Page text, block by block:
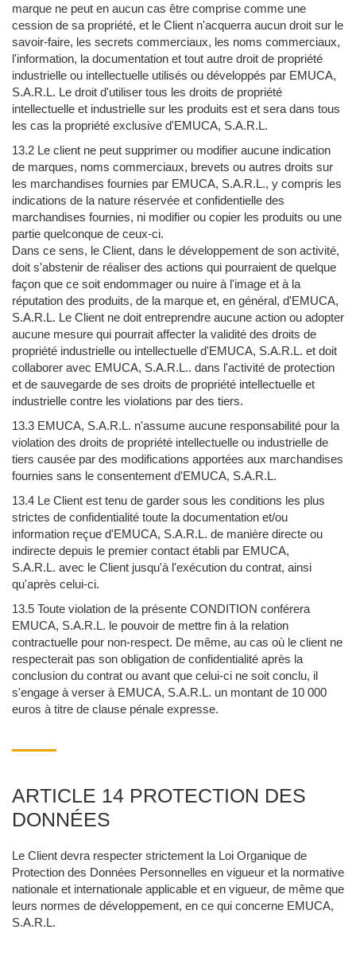
marque ne peut en aucun cas être comprise comme une
cession de sa propriété, et le Client n'acquerra aucun droit sur le
savoir-faire, les secrets commerciaux, les noms commerciaux,
l'information, la documentation et tout autre droit de propriété
industrielle ou intellectuelle utilisés ou développés par EMUCA,
S.A.R.L. Le droit d'utiliser tous les droits de propriété
intellectuelle et industrielle sur les produits est et sera dans tous
les cas la propriété exclusive d'EMUCA, S.A.R.L.
13.2 Le client ne peut supprimer ou modifier aucune indication
de marques, noms commerciaux, brevets ou autres droits sur
les marchandises fournies par EMUCA, S.A.R.L., y compris les
indications de la nature réservée et confidentielle des
marchandises fournies, ni modifier ou copier les produits ou une
partie quelconque de ceux-ci.
Dans ce sens, le Client, dans le développement de son activité,
doit s'abstenir de réaliser des actions qui pourraient de quelque
façon que ce soit endommager ou nuire à l'image et à la
réputation des produits, de la marque et, en général, d'EMUCA,
S.A.R.L. Le Client ne doit entreprendre aucune action ou adopter
aucune mesure qui pourrait affecter la validité des droits de
propriété industrielle ou intellectuelle d'EMUCA, S.A.R.L. et doit
collaborer avec EMUCA, S.A.R.L.. dans l'activité de protection
et de sauvegarde de ses droits de propriété intellectuelle et
industrielle contre les violations par des tiers.
13.3 EMUCA, S.A.R.L. n'assume aucune responsabilité pour la
violation des droits de propriété intellectuelle ou industrielle de
tiers causée par des modifications apportées aux marchandises
fournies sans le consentement d'EMUCA, S.A.R.L.
13.4 Le Client est tenu de garder sous les conditions les plus
strictes de confidentialité toute la documentation et/ou
information reçue d'EMUCA, S.A.R.L. de manière directe ou
indirecte depuis le premier contact établi par EMUCA,
S.A.R.L. avec le Client jusqu'à l'exécution du contrat, ainsi
qu'après celui-ci.
13.5 Toute violation de la présente CONDITION conférera
EMUCA, S.A.R.L. le pouvoir de mettre fin à la relation
contractuelle pour non-respect. De même, au cas où le client ne
respecterait pas son obligation de confidentialité après la
conclusion du contrat ou avant que celui-ci ne soit conclu, il
s'engage à verser à EMUCA, S.A.R.L. un montant de 10 000
euros à titre de clause pénale expresse.
ARTICLE 14 PROTECTION DES
DONNÉES
Le Client devra respecter strictement la Loi Organique de
Protection des Données Personnelles en vigueur et la normative
nationale et internationale applicable et en vigueur, de même que
leurs normes de développement, en ce qui concerne EMUCA,
S.A.R.L.